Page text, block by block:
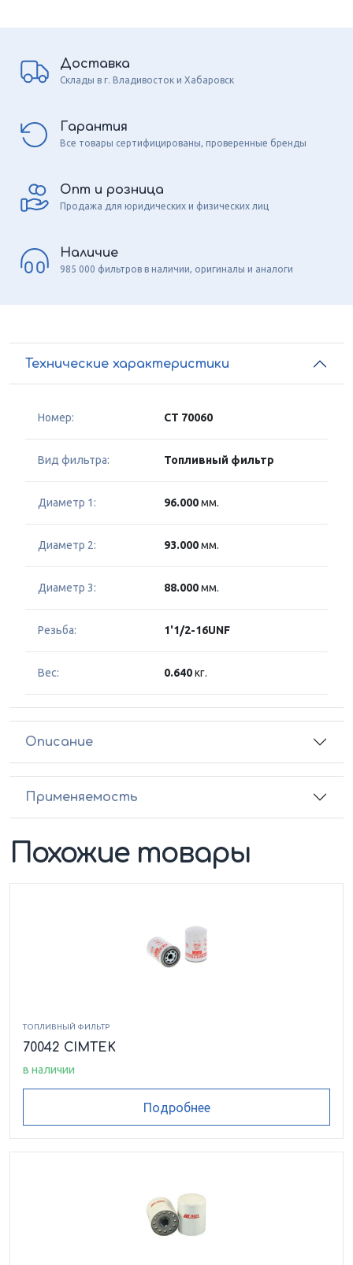
Доставка
Склады в г. Владивосток и Хабаровск
Гарантия
Все товары сертифицированы, проверенные бренды
Опт и розница
Продажа для юридических и физических лиц
Наличие
985 000 фильтров в наличии, оригиналы и аналоги
Технические характеристики
Номер: CT 70060
Вид фильтра: Топливный фильтр
Диаметр 1: 96.000мм.
Диаметр 2: 93.000мм.
Диаметр 3: 88.000мм.
Резьба: 1'1/2-16UNF
Вес: 0.640кг.
Описание
Применяемость
Похожие товары
ТОПЛИВНЫЙ ФИЛЬТР
70042 CIMTEK
в наличии
Подробнее